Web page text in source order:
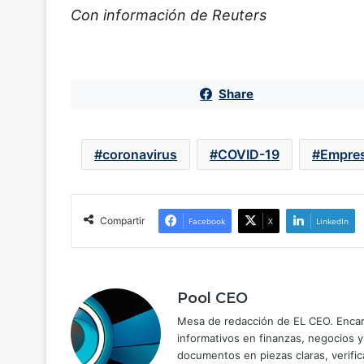
Con información de Reuters
Share
coronavirus COVID-19
Compartir Facebook X LinkedIn
Pool CEO
Mesa de redacción de EL CEO.
informativos en finanzas, negocios
documentos en piezas claras,